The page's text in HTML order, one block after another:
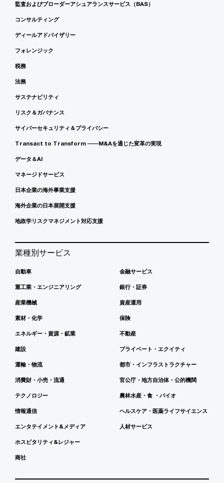
監査およびブローダーアシュアランスサービス（BAS）
コンサルティング
ディールアドバイザリー
フォレンジック
税務
法務
サステナビリティ
リスク＆ガバナンス
サイバーセキュリティ＆プライバシー
Transact to Transform ――M&Aを通じた変革の実現
データ＆AI
マネージドサービス
日本企業の海外事業支援
海外企業の日本展開支援
地政学リスクマネジメント対応支援
業種別サービス
自動車
重工業・エンジニアリング
産業機械
素材・化学
エネルギー・資源・鉱業
建設
運輸・物流
消費財・小売・流通
テクノロジー
情報通信
エンタテイメント&メディア
ホスピタリティ&レジャー
商社
金融サービス
銀行・証券
資産運用
保険
不動産
プライベート・エクイティ
都市・インフラストラクチャー
官公庁・地方自治体・公的機関
農林水産・食 ・バイオ
ヘルスケア・医薬ライフサイエンス
人材サービス